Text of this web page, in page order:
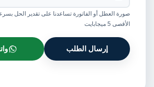
صورة العطل أو الفاتورة تساعدنا على تقدير الحل
الأقصى 5 ميجابايت
إرسال الطلب